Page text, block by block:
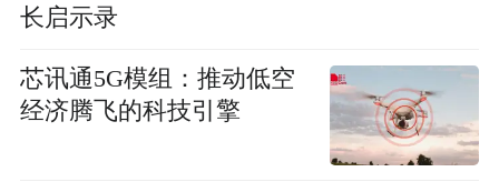
长启示录
芯讯通5G模组：推动低空
经济腾飞的科技引擎